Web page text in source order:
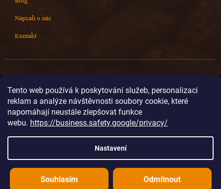
Tento web používá k poskytování služeb, personalizaci
reklam a analýze návštěvnosti soubory cookie, které
napomáhají neustále zlepšovat funkce
webu. https://business.safety.google/privacy/
Nastavení
Odmítnout
Souhlasím
Napsali o nás
Kontakt
info@cokoladovnajanek.cz
+420 778 716 678
@janek_chocolate
Vytvořil Shoptet